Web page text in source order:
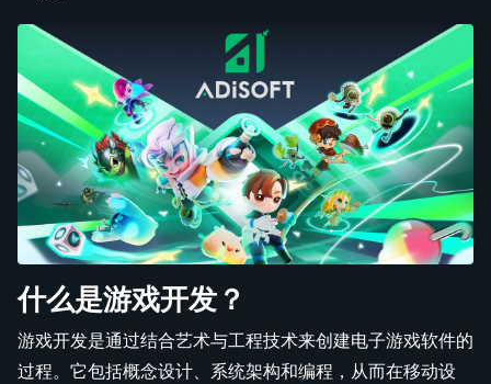
什么是游戏开发？
游戏开发是通过结合艺术与工程技术来创建电子游戏软件的
过程。它包括概念设计、系统架构和编程，从而在移动设